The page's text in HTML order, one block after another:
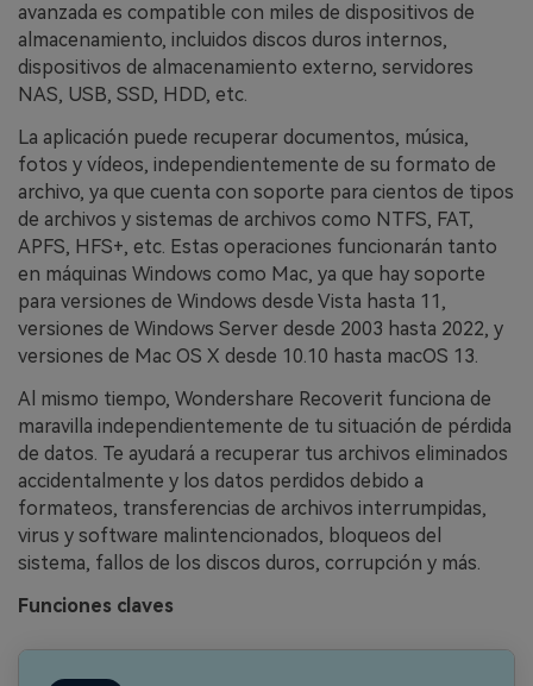
avanzada es compatible con miles de dispositivos de
almacenamiento, incluidos discos duros internos,
dispositivos de almacenamiento externo, servidores
NAS, USB, SSD, HDD, etc.
La aplicación puede recuperar documentos, música,
fotos y vídeos, independientemente de su formato de
archivo, ya que cuenta con soporte para cientos de tipos
de archivos y sistemas de archivos como NTFS, FAT,
APFS, HFS+, etc. Estas operaciones funcionarán tanto
en máquinas Windows como Mac, ya que hay soporte
para versiones de Windows desde Vista hasta 11,
versiones de Windows Server desde 2003 hasta 2022, y
versiones de Mac OS X desde 10.10 hasta macOS 13.
Al mismo tiempo, Wondershare Recoverit funciona de
maravilla independientemente de tu situación de pérdida
de datos. Te ayudará a recuperar tus archivos eliminados
accidentalmente y los datos perdidos debido a
formateos, transferencias de archivos interrumpidas,
virus y software malintencionados, bloqueos del
sistema, fallos de los discos duros, corrupción y más.
Funciones claves